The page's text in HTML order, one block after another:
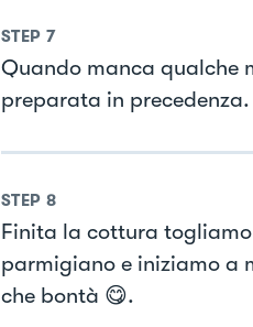
STEP 7
Quando manca qualche
preparata in precedenza.
STEP 8
Finita la cottura
parmigiano e iniziamo a
che bontà 😋.